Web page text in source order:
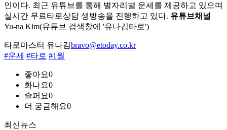
인이다. 최근 유튜브를 통해 별자리별 운세를 제공하고 있으며
실시간 무료타로상담 생방송을 진행하고 있다. 유튜브채널
Yu-na Kim(유튜브 검색창에 '유나김타로')
타로마스터 유나김bravo@etoday.co.kr
#운세 #타로 #1월
좋아요0
화나요0
슬퍼요0
더 궁금해요0
최신뉴스